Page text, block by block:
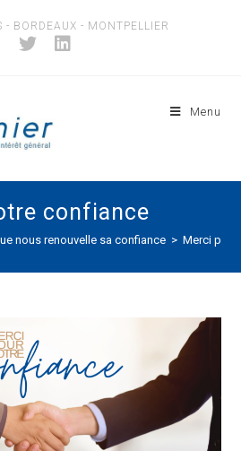
- BORDEAUX - MONTPELLIER
Menu
confiance
nous renouvelle sa confiance > Merci